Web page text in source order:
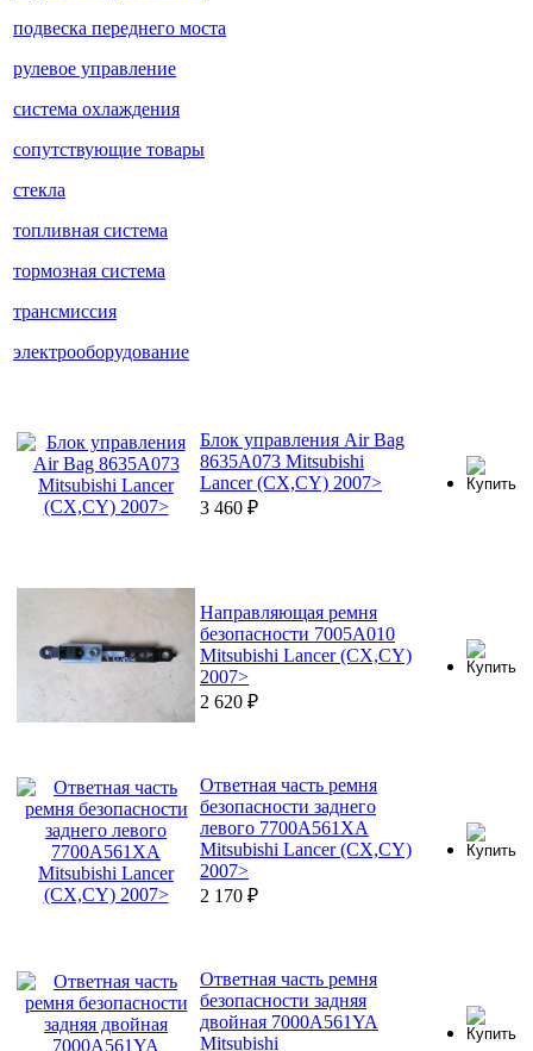
подвеска переднего моста
рулевое управление
система охлаждения
сопутствующие товары
стекла
топливная система
тормозная система
трансмиссия
электрооборудование
Блок управления Air Bag
8635A073 Mitsubishi
Lancer (CX,CY) 2007>
3 460 ₽
Направляющая ремня
безопасности 7005A010
Mitsubishi Lancer (CX,CY)
2007>
2 620 ₽
Ответная часть ремня
безопасности заднего
левого 7700A561XA
Mitsubishi Lancer (CX,CY)
2007>
2 170 ₽
Ответная часть ремня
безопасности задняя
двойная 7000A561YA
Mitsubishi